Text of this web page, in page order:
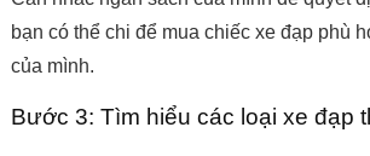
bạn có thể chi để mua chiếc xe đạp phù
của mình.
Bước 3: Tìm hiểu các loại xe đạp